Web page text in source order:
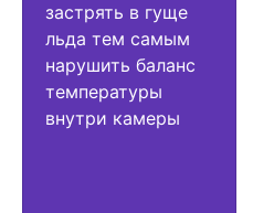
застрять в гуще
льда тем самым
нарушить баланс
температуры
внутри камеры